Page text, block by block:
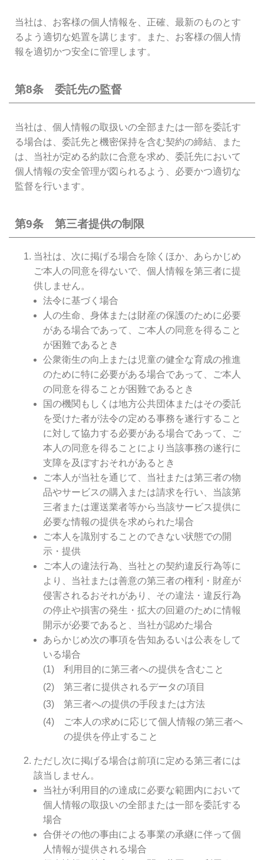
当社は、お客様の個人情報を、正確、最新のものとす
るよう適切な処置を講じます。また、お客様の個人情
報を適切かつ安全に管理します。
第8条 委託先の監督
当社は、個人情報の取扱いの全部または一部を委託す
る場合は、委託先と機密保持を含む契約の締結、また
は、当社が定める約款に合意を求め、委託先において
個人情報の安全管理が図られるよう、必要かつ適切な
監督を行います。
第9条 第三者提供の制限
当社は、次に掲げる場合を除くほか、あらかじめ
ご本人の同意を得ないで、個人情報を第三者に提
供しません。
法令に基づく場合
人の生命、身体または財産の保護のために必要
がある場合であって、ご本人の同意を得ること
が困難であるとき
公衆衛生の向上または児童の健全な育成の推進
のために特に必要がある場合であって、ご本人
の同意を得ることが困難であるとき
国の機関もしくは地方公共団体またはその委託
を受けた者が法令の定める事務を遂行すること
に対して協力する必要がある場合であって、ご
本人の同意を得ることにより当該事務の遂行に
支障を及ぼすおそれがあるとき
ご本人が当社を通じて、当社または第三者の物
品やサービスの購入または請求を行い、当該第
三者または運送業者等から当該サービス提供に
必要な情報の提供を求められた場合
ご本人を識別することのできない状態での開
示・提供
ご本人の違法行為、当社との契約違反行為等に
より、当社または善意の第三者の権利・財産が
侵害されるおそれがあり、その違法・違反行為
の停止や損害の発生・拡大の回避のために情報
開示が必要であると、当社が認めた場合
あらかじめ次の事項を告知あるいは公表をして
いる場合
利用目的に第三者への提供を含むこと
第三者に提供されるデータの項目
第三者への提供の手段または方法
ご本人の求めに応じて個人情報の第三者へ
の提供を停止すること
ただし次に掲げる場合は前項に定める第三者には
該当しません。
当社が利用目的の達成に必要な範囲内において
個人情報の取扱いの全部または一部を委託する
場合
合併その他の事由による事業の承継に伴って個
人情報が提供される場合